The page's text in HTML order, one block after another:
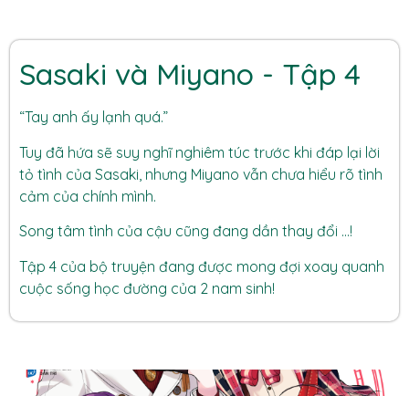
Sasaki và Miyano - Tập 4
“Tay anh ấy lạnh quá.”
Tuy đã hứa sẽ suy nghĩ nghiêm túc trước khi đáp lại lời
tỏ tình của Sasaki, nhưng Miyano vẫn chưa hiểu rõ tình
cảm của chính mình.
Song tâm tình của cậu cũng đang dần thay đổi …!
Tập 4 của bộ truyện đang được mong đợi xoay quanh
cuộc sống học đường của 2 nam sinh!